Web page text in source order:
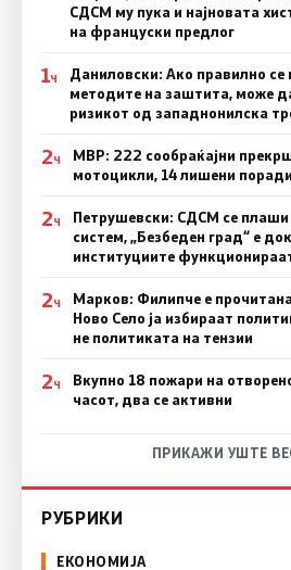
СДСМ му пука и најновата
на француски предлог
1Ч
Даниловски: Ако правилно се
методите на заштита, може
ризикот од западнонилска
2Ч
МВР: 222 сообраќајни
мотоцикли, 14 лишени
2Ч
Петрушевски: СДСМ се
систем, „Безбеден град“ е
институциите
2Ч
Марков: Филипче е
Ново Село ја избираат
не политиката на тензии
2Ч
Вкупно 18 пожари на
часот, два се активни
ПРИКАЖИ УШТЕ
РУБРИКИ
ЕКОНОМИЈА